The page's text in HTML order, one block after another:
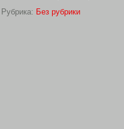
Рубрика: Без рубрики